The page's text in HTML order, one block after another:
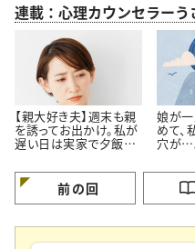
連載：心理カウンセラーう
【親大好き夫】週末も親
を誘ってお出かけ。私が
遅い日は実家で夕飯。
なのでは…？
娘が
めて、
穴が…
談】
前の回